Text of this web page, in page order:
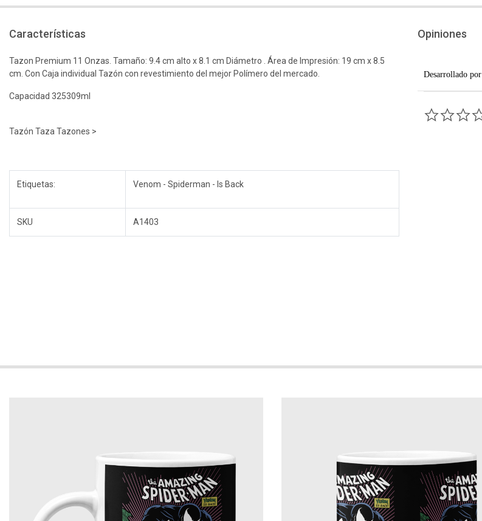
Características
Tazon Premium 11 Onzas. Tamaño: 9.4 cm alto x 8.1 cm Diámetro . Área de Impresión: 19 cm x 8.5
cm. Con Caja individual Tazón con revestimiento del mejor Polímero del mercado.
Capacidad 325309ml
Tazón Taza Tazones >
Etiquetas: Venom - Spiderman - Is Back
SKU A1403
Opiniones
Desarrollado por